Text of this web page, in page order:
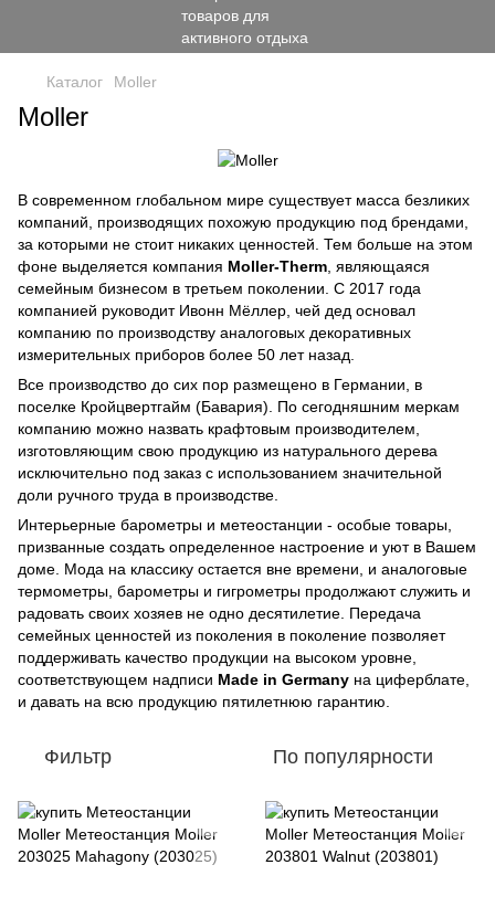
Каталог Moller
Moller
В современном глобальном мире существует масса безликих
компаний, производящих похожую продукцию под брендами,
за которыми не стоит никаких ценностей. Тем больше на этом
фоне выделяется компания Moller-Therm, являющаяся
семейным бизнесом в третьем поколении. С 2017 года
компанией руководит Ивонн Мёллер, чей дед основал
компанию по производству аналоговых декоративных
измерительных приборов более 50 лет назад.
Все производство до сих пор размещено в Германии, в
поселке Кройцвертгайм (Бавария). По сегодняшним меркам
компанию можно назвать крафтовым производителем,
изготовляющим свою продукцию из натурального дерева
исключительно под заказ с использованием значительной
доли ручного труда в производстве.
Интерьерные барометры и метеостанции - особые товары,
призванные создать определенное настроение и уют в Вашем
доме. Мода на классику остается вне времени, и аналоговые
термометры, барометры и гигрометры продолжают служить и
радовать своих хозяев не одно десятилетие. Передача
семейных ценностей из поколения в поколение позволяет
поддерживать качество продукции на высоком уровне,
соответствующем надписи Made in Germany на циферблате,
и давать на всю продукцию пятилетнюю гарантию.
Фильтр По популярности